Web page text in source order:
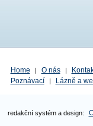
Home | O nás |
Poznávací
| Lázně a
redakční systém a design: